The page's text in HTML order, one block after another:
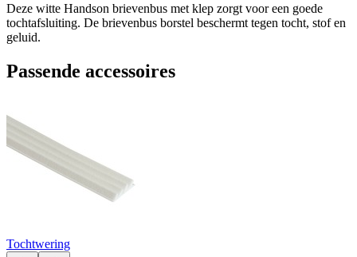
Deze witte Handson brievenbus met klep zorgt voor een goede
tochtafsluiting. De brievenbus borstel beschermt tegen tocht, stof en
geluid.
Passende accessoires
Tochtwering